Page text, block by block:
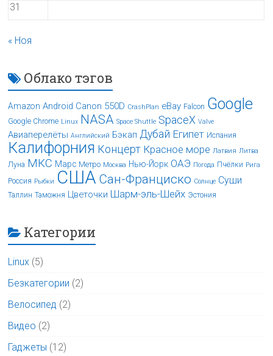
31
« Ноя
Облако тэгов
Amazon Android Canon 550D CrashPlan eBay Falcon Google
Google Chrome Linux NASA Space Shuttle SpaceX Valve
Авиаперелёты Английский Бэкап Дубай Египет Испания
Калифорния Концерт Красное море Латвия Литва
Луна МКС Марс Метро Москва Нью-Йорк ОАЭ Погода Пчёлки Рига
Россия Рыбки США Сан-Франциско Солнце Суши
Таллин Таможня Цветочки Шарм-эль-Шейх Эстония
Категории
Linux (5)
Безкатегории (2)
Велосипед (2)
Видео (2)
Гаджеты (12)